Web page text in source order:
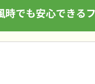
時でも安心できる